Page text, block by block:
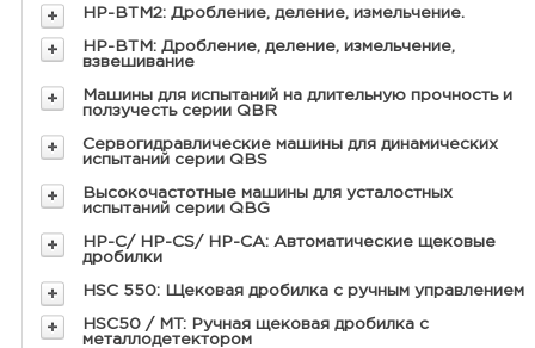
HP-BTM2: Дробление, деление, измельчение.
HP-BTM: Дробление, деление, измельчение,
взвешивание
Машины для испытаний на длительную прочность и
ползучесть серии QBR
Сервогидравлические машины для динамических
испытаний серии QBS
Высокочастотные машины для усталостных
испытаний серии QBG
HP-C/ HP-CS/ HP-CA: Автоматические щековые
дробилки
HSC 550: Щековая дробилка с ручным управлением
HSC50 / MT: Ручная щековая дробилка с
металлодетектором